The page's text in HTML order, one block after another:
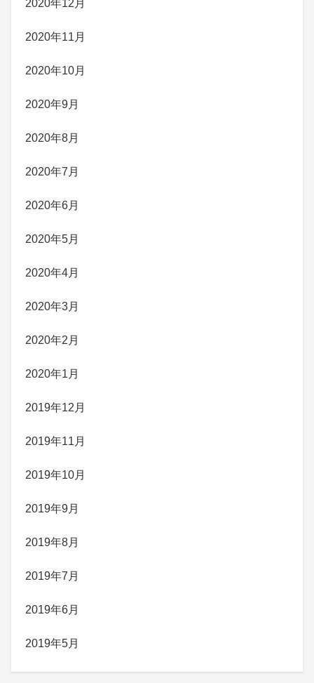
2020年12月
2020年11月
2020年10月
2020年9月
2020年8月
2020年7月
2020年6月
2020年5月
2020年4月
2020年3月
2020年2月
2020年1月
2019年12月
2019年11月
2019年10月
2019年9月
2019年8月
2019年7月
2019年6月
2019年5月